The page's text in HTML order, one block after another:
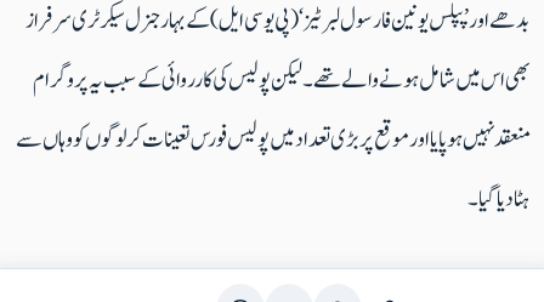
بدھے اور ’پپلس یونین فار سول لبرٹیز‘ (پی یو سی ایل) کے بہار جنرل سیکرٹری سرفراز
بھی اس میں شامل ہونے والے تھے۔ لیکن پولیس کی کارروائی کے سبب یہ پروگرام
منعقد نہیں ہو پایا اور موقع پر بڑی تعداد میں پولیس فورس تعینات کر لوگوں کو وہاں سے
ہٹا دیا گیا۔